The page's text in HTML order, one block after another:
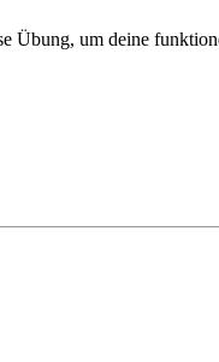
Übung, um deine